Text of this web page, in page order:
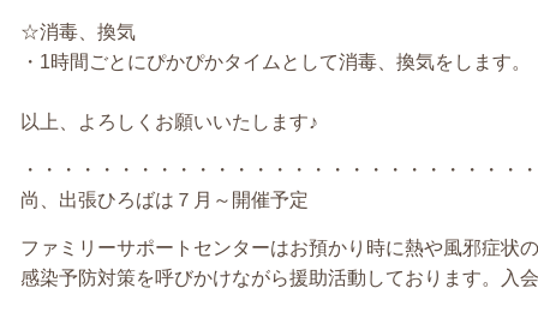
☆消毒、換気
・1時間ごとにぴかぴかタイムとして消毒、換気をします。
以上、よろしくお願いいたします♪
・・・・・・・・・・・・・・・・・・・・・・・・・・
尚、出張ひろばは７月～開催予定
ファミリーサポートセンターはお預かり時に熱や風邪症状
感染予防対策を呼びかけながら援助活動しております。入